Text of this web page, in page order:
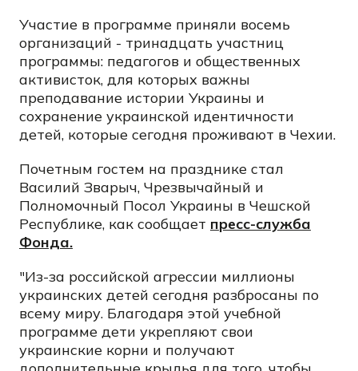
Участие в программе приняли восемь
организаций - тринадцать участниц
программы: педагогов и общественных
активисток, для которых важны
преподавание истории Украины и
сохранение украинской идентичности
детей, которые сегодня проживают в Чехии.
Почетным гостем на празднике стал
Василий Зварыч, Чрезвычайный и
Полномочный Посол Украины в Чешской
Республике, как сообщает пресс-служба
Фонда.
"Из-за российской агрессии миллионы
украинских детей сегодня разбросаны по
всему миру. Благодаря этой учебной
программе дети укрепляют свои
украинские корни и получают